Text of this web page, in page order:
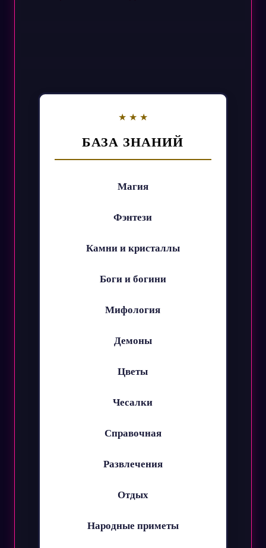
БАЗА ЗНАНИЙ
Магия
Фэнтези
Камни и кристаллы
Боги и богини
Мифология
Демоны
Цветы
Чесалки
Справочная
Развлечения
Отдых
Народные приметы